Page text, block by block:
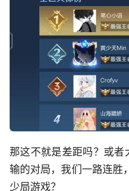
那这不就是差距吗？或
输的对局，我们一路连胜
少局游戏？